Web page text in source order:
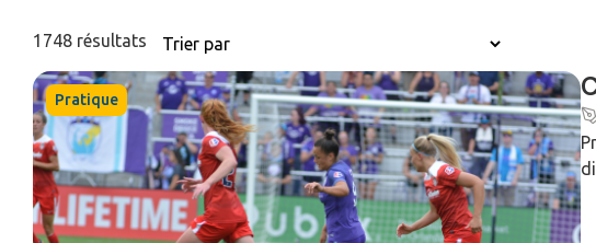
1748 résultats
Pratique